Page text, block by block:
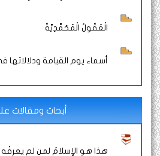
الْعُقُولُ الْمُحَمَّدِيَّةُ
أسماء يوم القيامة ودلالاتها
أبحاث ومقالات
هذا هو الإسلامُ لمن لم يعرفْه